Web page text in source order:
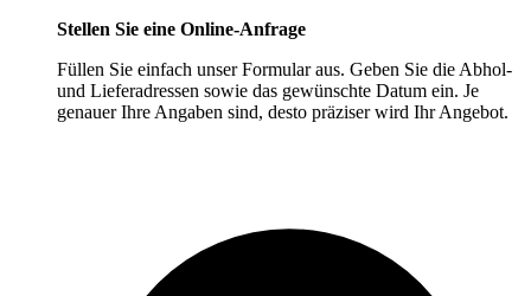
Stellen Sie eine Online-Anfrage
Füllen Sie einfach unser Formular aus. Geben Sie die Abhol-
und Lieferadressen sowie das gewünschte Datum ein. Je
genauer Ihre Angaben sind, desto präziser wird Ihr Angebot.